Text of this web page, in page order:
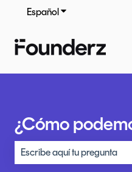
EspañolTraducciones de
¿Cómo